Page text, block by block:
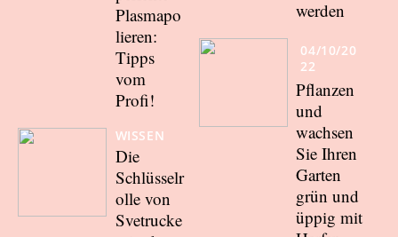
Plasmapo
lieren:
Tipps
vom
Profi!
WISSEN
Die
Schlüsselr
olle von
Svetrucke
werden
04/10/20
22
Pflanzen
und
wachsen
Sie Ihren
Garten
grün und
üppig mit